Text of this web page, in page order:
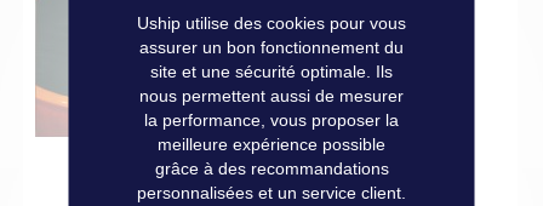
Uship utilise des cookies pour vous
assurer un bon fonctionnement du
site et une sécurité optimale. Ils
nous permettent aussi de mesurer
la performance, vous proposer la
meilleure expérience possible
grâce à des recommandations
personnalisées et un service client.